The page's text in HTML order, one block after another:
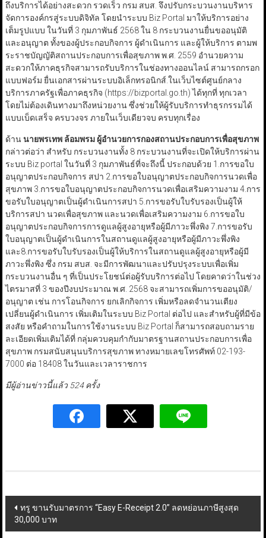
ถึงบริการได้อย่างสะดวก รวดเร็ว กรม สบส. จึงปรับกระบวนงานบริหาร
จัดการองค์กรสู่ระบบดิจิทัล โดยนำระบบ Biz Portal มาให้บริการอย่าง
เต็มรูปแบบ ในวันที่ 3 กุมภาพันธ์ 2568 ใน 8 กระบวนงานยื่นขออนุมัติ
และอนุญาต ทั้งของผู้ประกอบกิจการ ผู้ดำเนินการ และผู้ให้บริการ ตามพ
ระราชบัญญัติสถานประกอบการเพื่อสุขภาพ พ.ศ. 2559 อำนวยความ
สะดวกให้ภาคธุรกิจสามารถรับบริการในช่องทางออนไลน์ สามารถกรอก
แบบฟอร์ม ยื่นเอกสารผ่านระบบอิเล็กทรอนิกส์.ในเว็บไซต์ศูนย์กลาง
บริการภาครัฐเพื่อภาคธุรกิจ (https://bizportal.go.th) ได้ทุกที่ ทุกเวลา
โดยไม่ต้องเดินทางมาถึงหน่วยงาน ซึ่งช่วยให้ผู้รับบริการทำธุรกรรมได้
แบบเบ็ดเสร็จ ครบวงจร ภายในเว็บเดียวจบ ครบทุกเรื่อง
ด้านนายพรเทพ ล้อมพรม ผู้อำนวยการกองสถานประกอบการเพื่อสุขภาพ
กล่าวต่อว่า สำหรับ กระบวนงานทั้ง 8 กระบวนงานที่จะเปิดให้บริการผ่าน
ระบบ Biz portal ในวันที่ 3 กุมภาพันธ์ที่จะถึงนี้ ประกอบด้วย 1.การขอใบ
อนุญาตประกอบกิจการ สปา 2.การขอใบอนุญาตประกอบกิจการนวดเพื่อ
สุขภาพ 3.การขอใบอนุญาตประกอบกิจการนวดเพื่อเสริมความงาม 4.การ
ขอรับใบอนุญาตเป็นผู้ดำเนินการสปา 5.การขอรับใบรับรองเป็นผู้ให้
บริการสปา นวดเพื่อสุขภาพ และนวดเพื่อเสริมความงาม 6.การขอใบ
อนุญาตประกอบกิจการการดูแลผู้สูงอายุหรือผู้มีภาวะพึ่งพิง 7.การขอรับ
ใบอนุญาตเป็นผู้ดำเนินการในสถานดูแลผู้สูงอายุหรือผู้มีภาวะพึ่งพิง
และ8.การขอรับใบรับรองเป็นผู้ให้บริการในสถานดูแลผู้สูงอายุหรือผู้มี
ภาวะพึ่งพิง ซึ่ง กรม สบส. จะมีการพัฒนาและปรับปรุงระบบเพื่อเพิ่ม
กระบวนงานอื่น ๆ ที่เป็นประโยชน์ต่อผู้รับบริการต่อไป โดยคาดว่าในช่วง
ไตรมาสที่ 3 ของปีงบประมาณ พ.ศ. 2568 จะสามารถเพิ่มการขออนุมัติ/
อนุญาต เช่น การโอนกิจการ ยกเลิกกิจการ เพิ่มหรือลดจำนวนเตียง
เปลี่ยนผู้ดำเนินการ เพิ่มเติมในระบบ Biz Portal ต่อไป และสำหรับผู้ที่มีข้อ
สงสัย หรือคำถามในการใช้งานระบบ Biz Portal ก็สามารถสอบถามราย
ละเอียดเพิ่มเติมได้ที่ กลุ่มควบคุมกำกับมาตรฐานสถานประกอบการเพื่อ
สุขภาพ กรมสนับสนุนบริการสุขภาพ ทางหมายเลขโทรศัพท์ 02-193-
7000 ต่อ 18408 ในวันและเวลาราชการ
มีผู้อ่านข่าวนี้แล้ว 524 ครั้ง
Post
navigation
ทรู ขานรับมาตรการ “Easy E-Receipt 2.0” ลดหย่อนภาษีสูงสุด
30,000 บาท